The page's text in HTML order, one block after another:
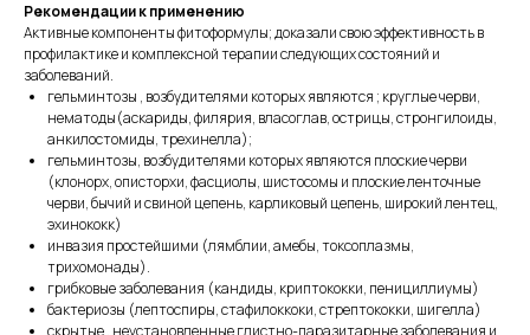
Рекомендации к применению
Активные компоненты фитоформулы; доказали свою эффективность в
профилактике и комплексной терапии следующих состояний и
заболеваний.
гельминтозы , возбудителями которых являются ; круглые черви,
нематоды(аскариды, филярия, власоглав, острицы, стронгилоиды,
анкилостомиды, трехинелла);
гельминтозы, возбудителями которых являются плоские черви
(клонорх, описторхи, фасциолы, шистосомы и плоские ленточные
черви, бычий и свиной цепень, карликовый цепень, широкий лентец,
эхинококк)
инвазия простейшими (лямблии, амебы, токсоплазмы,
трихомонады).
грибковые заболевания (кандиды, криптококки, пенициллиумы)
бактериозы (лептоспиры, стафилоккоки, стрептококки, шигелла)